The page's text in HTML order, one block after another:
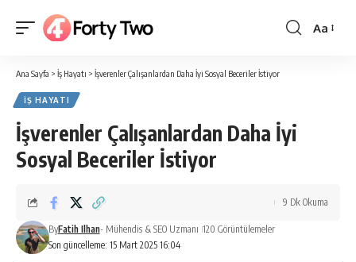
Yazı
Aa
Ana Sayfa > İş Hayatı > İşverenler Çalışanlardan Daha İyi Sosyal Beceriler İstiyor
İŞ HAYATI
İşverenler Çalışanlardan Daha İyi
Sosyal Beceriler İstiyor
Son güncelleme: 15 Mart 2025 16:04
ByFatih Ilhan- Mühendis & SEO Uzmanı 120 Görüntülemeler
9 Dk Okuma